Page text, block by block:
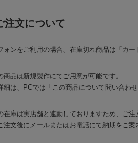
注文について
ォンをご利用の場合、在庫切れ商品は「カー
商品は新規製作にてご用意が可能です。
細は、PCでは「この商品について問い合わ
在庫は実店舗と連動しておりますため、ご
注文後にメールまたはお電話にて納期をご案